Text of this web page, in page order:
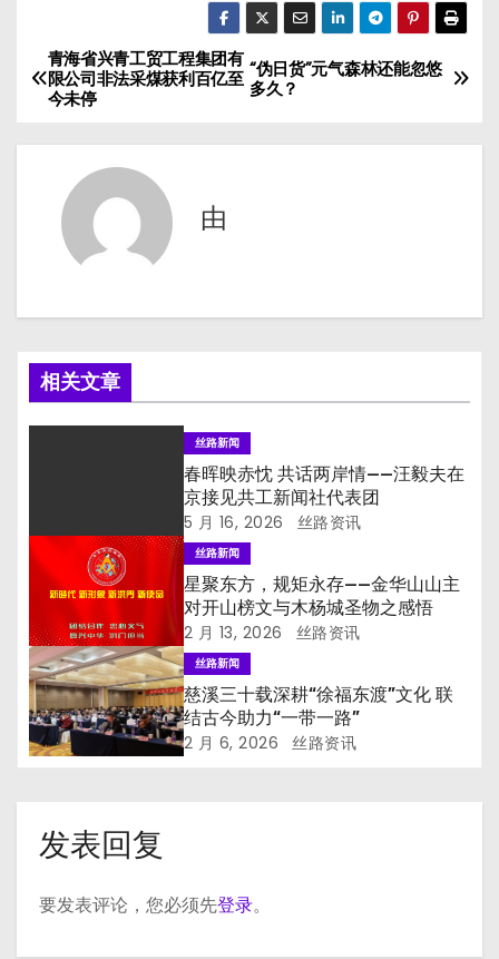
文
章
航
“伪日货”元气森林还能忽悠
多久？
青海省兴青工贸工程集团有
限公司非法采煤获利百亿至
今未停
由
相关文章
丝路新闻
春晖映赤忱 共话两岸情——汪毅夫在
京接见共工新闻社代表团
5 月 16, 2026 丝路资讯
丝路新闻
星聚东方，规矩永存——金华山山主
对开山榜文与木杨城圣物之感悟
2 月 13, 2026 丝路资讯
丝路新闻
慈溪三十载深耕“徐福东渡”文化 联
结古今助力“一带一路”
2 月 6, 2026 丝路资讯
发表回复
要发表评论，您必须先登录。